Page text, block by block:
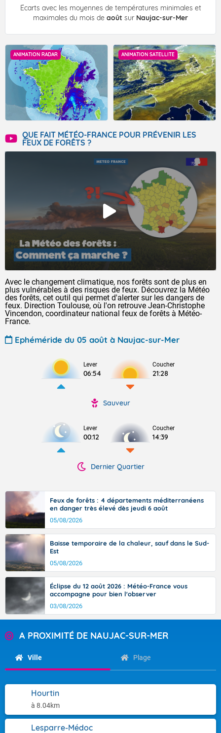
Écarts avec les moyennes de températures minimales et
maximales du mois de août sur Naujac-sur-Mer
ANIMATION RADAR ANIMATION SATELLITE
QUE FAIT MÉTÉO-FRANCE POUR PRÉVENIR LES
FEUX DE FORÊTS ?
Avec le changement climatique, nos forêts sont de plus en
plus vulnérables à des risques de feux. Découvrez la Météo
des forêts, cet outil qui permet d'alerter sur les dangers de
feux. Direction Toulouse, où l'on retrouve Jean-Christophe
Vincendon, coordinateur national feux de forêts à Météo-
France.
Ephéméride du 05 août à Naujac-sur-Mer
Lever
06:54
Coucher
21:28
Sauveur
Lever
00:12
Coucher
14:39
Dernier Quartier
Feux de forêts : 4 départements méditerranéens
en danger très élevé dès jeudi 6 août
05/08/2026
Baisse temporaire de la chaleur, sauf dans le Sud-
Est
05/08/2026
Éclipse du 12 août 2026 : Météo-France vous
accompagne pour bien l'observer
03/08/2026
A PROXIMITÉ DE NAUJAC-SUR-MER
Ville Plage
Hourtin
à 8.04km
Lesparre-Médoc